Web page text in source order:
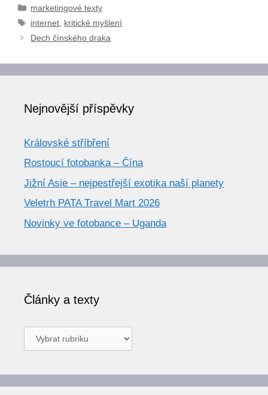
Rubriky
marketingové texty
Štítky
internet kritické myšlení
Dech čínského draka
Nejnovější příspěvky
Královské stříbření
Rostoucí fotobanka – Čína
Jižní Asie – nejpestřejší exotika naší planety
Veletrh PATA Travel Mart 2026
Novinky ve fotobance – Uganda
Články a texty
Články
a